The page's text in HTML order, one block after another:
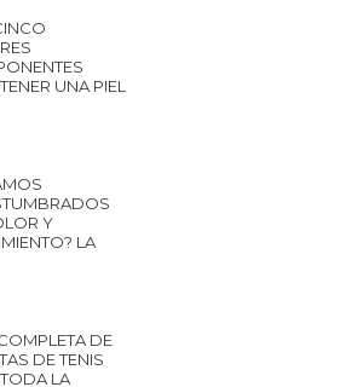
UNA PIEL
Y
LA
DE
DE TENIS
LA